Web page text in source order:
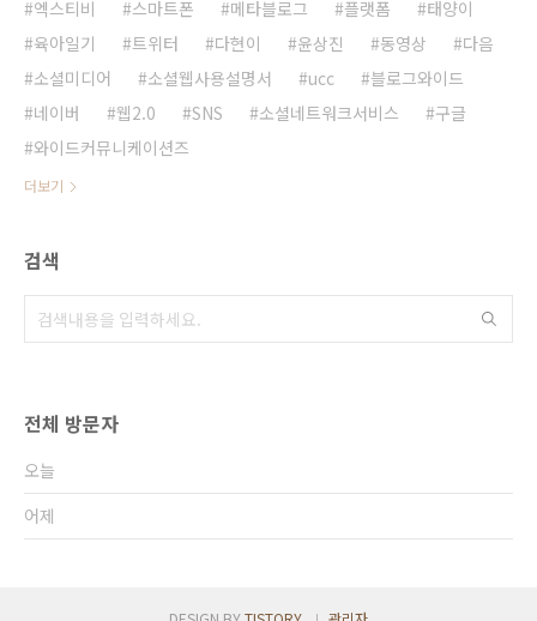
엑스티비
스마트폰 메타블로그 플랫폼
태양이
육아일기
트위터 다현이 윤상진 동영상
다음
소셜미디어
소셜웹사용설명서 ucc
블로그와이드
네이버
웹2.0 SNS 소셜네트워크서비스
구글
와이드커뮤니케이션즈
더보기
검색
전체 방문자
오늘
어제